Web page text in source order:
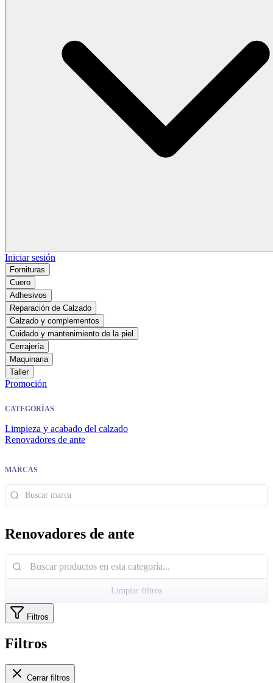
Iniciar sesión
Fornituras
Cuero
Adhesivos
Reparación de Calzado
Calzado y complementos
Cuidado y mantenimiento de la piel
Cerrajería
Maquinaria
Taller
Promoción
CATEGORÍAS
Limpieza y acabado del calzado
Renovadores de ante
MARCAS
Renovadores de ante
Limpiar filtros
Filtros
Filtros
Cerrar filtros